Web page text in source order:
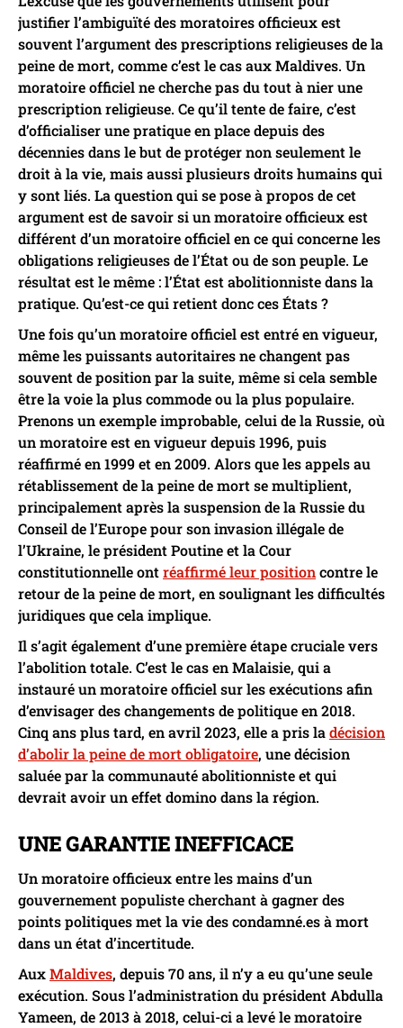
justifier l’ambiguïté des moratoires officieux est
souvent l’argument des prescriptions religieuses de la
peine de mort, comme c’est le cas aux Maldives. Un
moratoire officiel ne cherche pas du tout à nier une
prescription religieuse. Ce qu’il tente de faire, c’est
d’officialiser une pratique en place depuis des
décennies dans le but de protéger non seulement le
droit à la vie, mais aussi plusieurs droits humains qui
y sont liés. La question qui se pose à propos de cet
argument est de savoir si un moratoire officieux est
différent d’un moratoire officiel en ce qui concerne les
obligations religieuses de l’État ou de son peuple. Le
résultat est le même : l’État est abolitionniste dans la
pratique. Qu’est-ce qui retient donc ces États ?
Une fois qu’un moratoire officiel est entré en vigueur,
même les puissants autoritaires ne changent pas
souvent de position par la suite, même si cela semble
être la voie la plus commode ou la plus populaire.
Prenons un exemple improbable, celui de la Russie, où
un moratoire est en vigueur depuis 1996, puis
réaffirmé en 1999 et en 2009. Alors que les appels au
rétablissement de la peine de mort se multiplient,
principalement après la suspension de la Russie du
Conseil de l’Europe pour son invasion illégale de
l’Ukraine, le président Poutine et la Cour
constitutionnelle ontréaffirmé leur positioncontre le
retour de la peine de mort, en soulignant les difficultés
juridiques que cela implique.
Il s’agit également d’une première étape cruciale vers
l’abolition totale. C’est le cas en Malaisie, qui a
instauré un moratoire officiel sur les exécutions afin
d’envisager des changements de politique en 2018.
Cinq ans plus tard, en avril 2023, elle a pris ladécision
d’abolir la peine de mort obligatoire, une décision
saluée par la communauté abolitionniste et qui
devrait avoir un effet domino dans la région.
UNE GARANTIE INEFFICACE
Un moratoire officieux entre les mains d’un
gouvernement populiste cherchant à gagner des
points politiques met la vie des condamné.es à mort
dans un état d’incertitude.
AuxMaldives, depuis 70 ans, il n’y a eu qu’une seule
exécution. Sous l’administration du président Abdulla
Yameen, de 2013 à 2018, celui-ci a levé le moratoire